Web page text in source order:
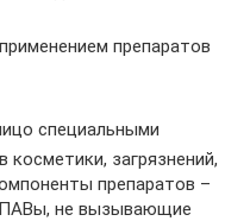
препаратов
специальными
загрязнений,
препаратов –
ПАВы, не вызывающие